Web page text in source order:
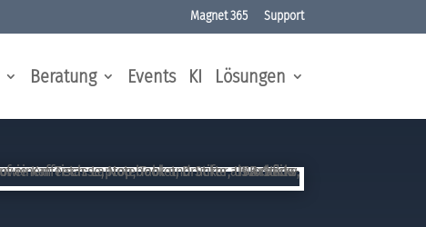
Magnet 365 Support
Beratung Events KI Lösungen